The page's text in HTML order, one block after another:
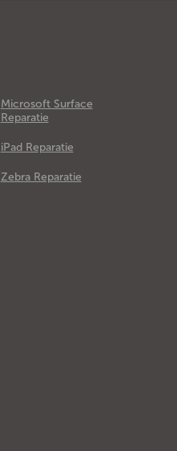
Microsoft Surface
Reparatie
iPad Reparatie
Zebra Reparatie